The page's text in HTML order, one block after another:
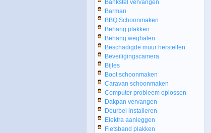
Bankstel vervangen
Barman
BBQ Schoonmaken
Behang plakken
Behang weghalen
Beschadigde muur herstellen
Beveiligingscamera
Bijles
Boot schoonmaken
Caravan schoonmaken
Computer probleem oplossen
Dakpan vervangen
Deurbel installeren
Elektra aanleggen
Fietsband plakken